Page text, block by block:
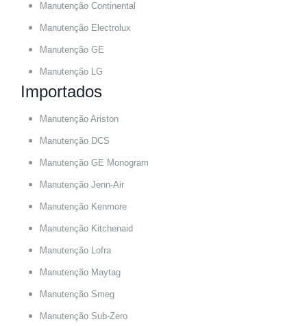
Manutenção Continental
Manutenção Electrolux
Manutenção GE
Manutenção LG
Importados
Manutenção Ariston
Manutenção DCS
Manutenção GE Monogram
Manutenção Jenn-Air
Manutenção Kenmore
Manutenção Kitchenaid
Manutenção Lofra
Manutenção Maytag
Manutenção Smeg
Manutenção Sub-Zero